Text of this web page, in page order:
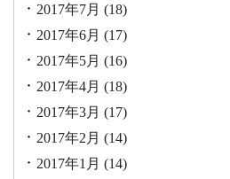
2017年7月 (18)
2017年6月 (17)
2017年5月 (16)
2017年4月 (18)
2017年3月 (17)
2017年2月 (14)
2017年1月 (14)